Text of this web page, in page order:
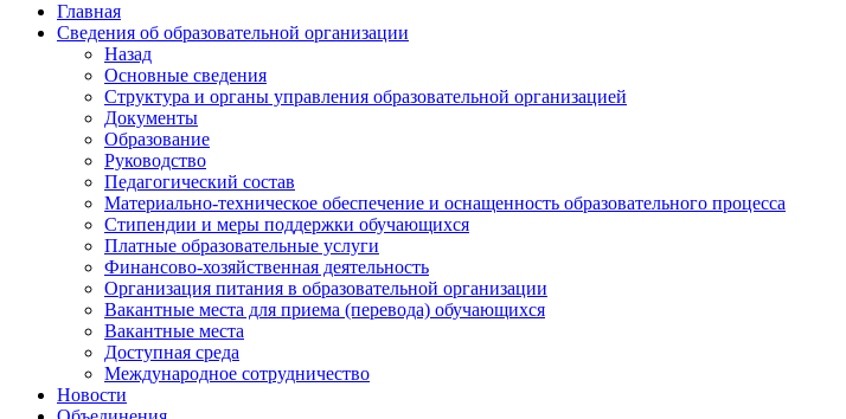
Главная
Сведения об образовательной организации
Назад
Основные сведения
Структура и органы управления образовательной организацией
Документы
Образование
Руководство
Педагогический состав
Материально-техническое обеспечение и оснащенность образовательного процесса
Стипендии и меры поддержки обучающихся
Платные образовательные услуги
Финансово-хозяйственная деятельность
Организация питания в образовательной организации
Вакантные места для приема (перевода) обучающихся
Вакантные места
Доступная среда
Международное сотрудничество
Новости